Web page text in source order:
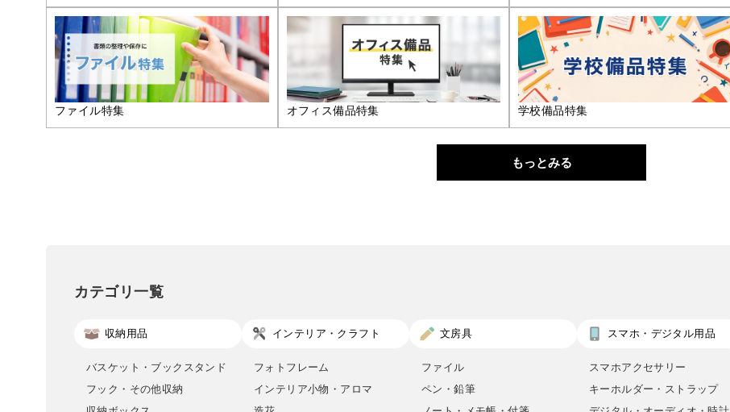
ファイル特集 オフィス備品特集 学校備品特集
もっとみる
カテゴリ一覧
収納用品
バスケット・ブックスタンド
フック・その他収納
インテリア・クラフト
フォトフレーム
インテリア小物・アロマ
文房具
ファイル
ペン・鉛筆
スマホ・デジタル用品
スマホアクセサリー
キーホルダー・ストラップ